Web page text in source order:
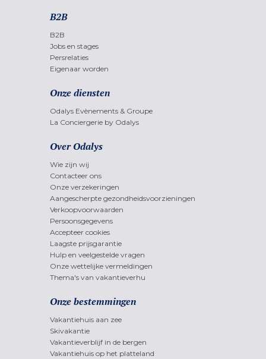
B2B
B2B
Jobs en stages
Persrelaties
Eigenaar worden
Onze diensten
Odalys Evènements & Groupe
La Conciergerie by Odalys
Over Odalys
Wie zijn wij
Contacteer ons
Onze verzekeringen
Aangescherpte gezondheidsvoorzieningen
Verkoopvoorwaarden
Persoonsgegevens
Accepteer cookies
Laagste prijsgarantie
Hulp en veelgestelde vragen
Onze wettelijke vermeldingen
Thema's van vakantieverhu
Onze bestemmingen
Vakantiehuis aan zee
Skivakantie
Vakantieverblijf in de bergen
Vakantiehuis op het platteland